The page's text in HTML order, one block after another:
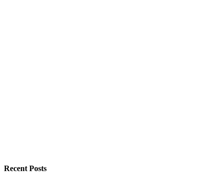
Recent Posts